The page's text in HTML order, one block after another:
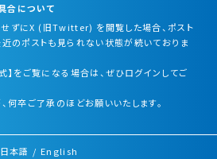
について
ずにX (旧Twitter) を閲覧した場合、ポスト
のポストも見られない状態が続いておりま
】をご覧になる場合は、ぜひログインしてご
何卒ご了承のほどお願いいたします。
日本語 / English